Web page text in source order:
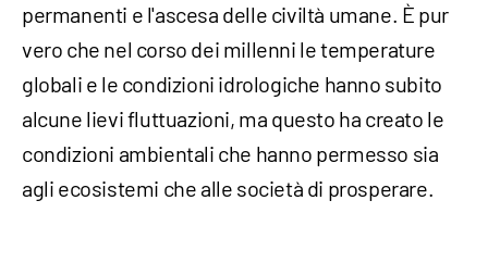
permanenti e l'ascesa delle civiltà umane. È pur
vero che nel corso dei millenni le temperature
globali e le condizioni idrologiche hanno subito
alcune lievi fluttuazioni, ma questo ha creato le
condizioni ambientali che hanno permesso sia
agli ecosistemi che alle società di prosperare.